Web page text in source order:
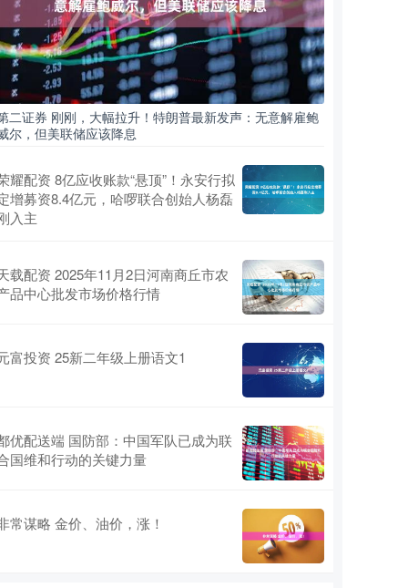
二证券 刚刚，大幅拉升！特朗普最新发声：无意解雇鲍
尔，但美联储应该降息
耀配资 8亿应收账款“悬顶”！永安行拟
增募资8.4亿元，哈啰联合创始人杨磊
入主
载配资 2025年11月2日河南商丘市农
品中心批发市场价格行情
富投资 25新二年级上册语文1
优配送端 国防部：中国军队已成为联
国维和行动的关键力量
常谋略 金价、油价，涨！